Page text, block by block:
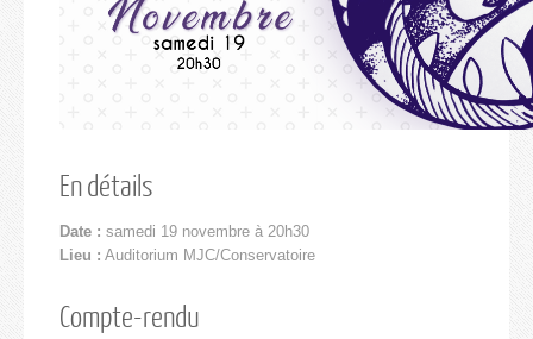
En détails
Date : samedi 19 novembre à 20h30
Lieu : Auditorium MJC/Conservatoire
Compte-rendu